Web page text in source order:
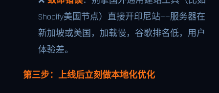
Shopify美国节点）直接开印尼站——服务器在
新加坡或美国，加载慢，谷歌排名低，用户
体验差。
第三步：上线后立刻做本地化优化